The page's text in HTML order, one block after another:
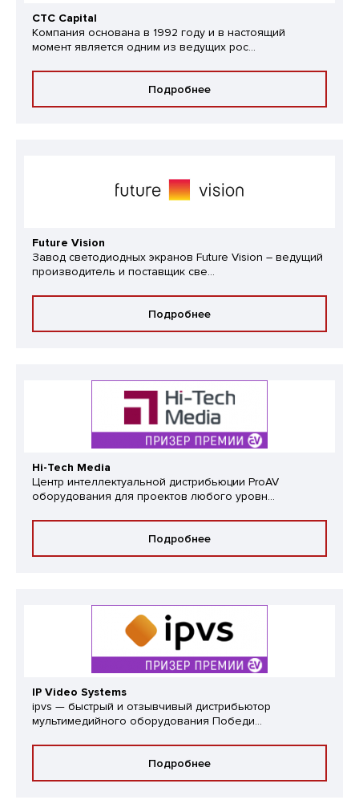
CTC Capital
Компания основана в 1992 году и в настоящий
момент является одним из ведущих рос...
Подробнее
Future Vision
Завод светодиодных экранов Future Vision – ведущий
производитель и поставщик све...
Подробнее
Hi-Tech Media
Центр интеллектуальной дистрибьюции ProAV
оборудования для проектов любого уровн...
Подробнее
IP Video Systems
ipvs — быстрый и отзывчивый дистрибьютор
мультимедийного оборудования Победи...
Подробнее